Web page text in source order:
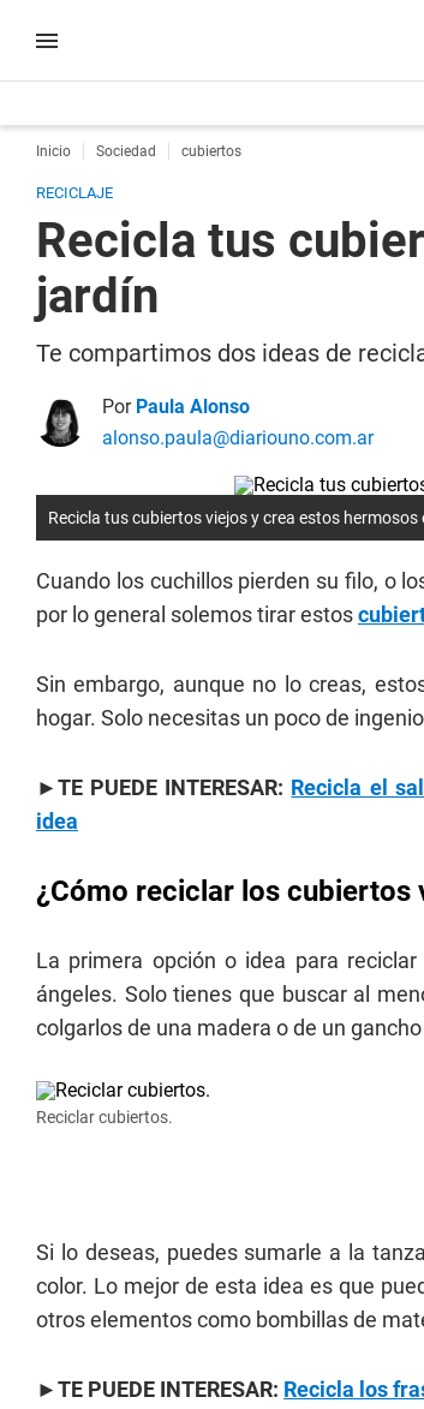
Inicio Sociedad cubiertos
RECICLAJE
Recicla tus
jardín
Te compartimos dos ideas de
Por Paula Alonso
alonso.paula@diariouno.com.ar
Recicla tus cubiertos viejos y crea estos
Cuando los cuchillos pierden su filo, o
por lo general solemos tirar estos
Sin embargo, aunque no lo creas,
hogar. Solo necesitas un poco de
►TE PUEDE INTERESAR: Recicla el
idea
¿Cómo reciclar los cubiertos
La primera opción o idea para reciclar
ángeles. Solo tienes que buscar al
colgarlos de una madera o de un
Reciclar cubiertos.
Si lo deseas, puedes sumarle a la
color. Lo mejor de esta idea es que
otros elementos como bombillas de
►TE PUEDE INTERESAR: Recicla los